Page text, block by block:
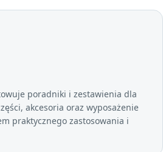
poradniki i zestawienia dla
akcesoria oraz wyposażenie
praktycznego zastosowania i